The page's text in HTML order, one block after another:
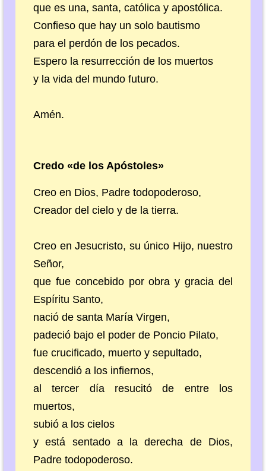
que es una, santa, católica y apostólica.
Confieso que hay un solo bautismo
para el perdón de los pecados.
Espero la resurrección de los muertos
y la vida del mundo futuro.
Amén.
Credo «de los Apóstoles»
Creo en Dios, Padre todopoderoso,
Creador del cielo y de la tierra.
Creo en Jesucristo, su único Hijo, nuestro
Señor,
que fue concebido por obra y gracia del
Espíritu Santo,
nació de santa María Virgen,
padeció bajo el poder de Poncio Pilato,
fue crucificado, muerto y sepultado,
descendió a los infiernos,
al tercer día resucitó de entre los
muertos,
subió a los cielos
y está sentado a la derecha de Dios,
Padre todopoderoso.